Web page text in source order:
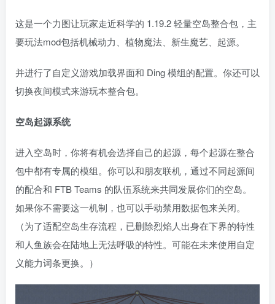
这是一个力图让玩家走近科学的 1.19.2 轻量空岛整合包，主
要玩法mod包括机械动力、植物魔法、新生魔艺、起源。
并进行了自定义游戏加载界面和 Ding 模组的配置。你还可以
切换夜间模式来游玩本整合包。
空岛起源系统
进入空岛时，你将有机会选择自己的起源，每个起源在整合
包中都有专属的模组。你可以和朋友联机，通过不同起源间
的配合和 FTB Teams 的队伍系统来共同发展你们的空岛。
如果你不需要这一机制，也可以手动禁用数据包来关闭。
（为了适配空岛生存流程，已删除烈焰人出身在下界的特性
和人鱼族会在陆地上无法呼吸的特性。可能在未来使用自定
义能力词条更换。）